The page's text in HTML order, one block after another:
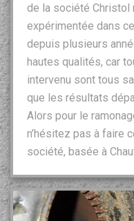
de la société Christol
expérimentée dans
depuis plusieurs
hautes qualités, car
intervenu sont tous
que les résultats
Alors pour le
n’hésitez pas à faire
société, basée à